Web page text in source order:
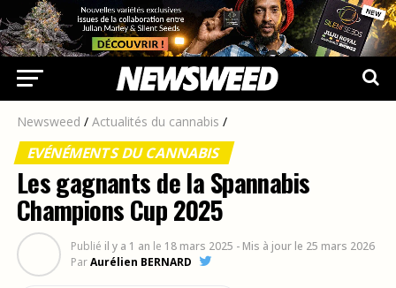
Newsweed / Actualités du cannabis /
EVÉNÉMENTS DU CANNABIS
Les gagnants de la Spannabis
Champions Cup 2025
Publié il y a 1 an le 18 mars 2025 - Mis à jour le 25 mars 2026
ParAurélien BERNARD